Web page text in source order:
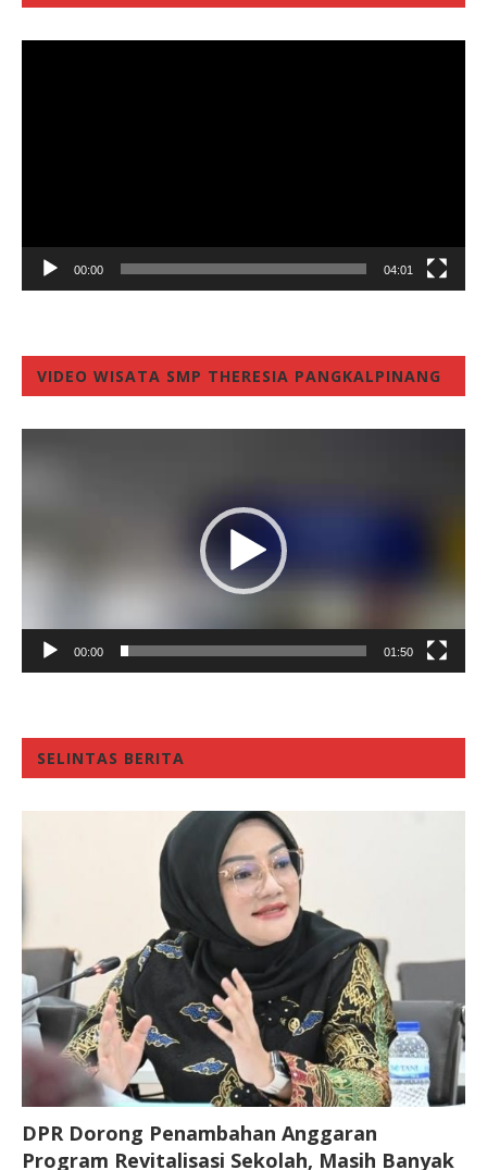
00:00 04:01
VIDEO WISATA SMP THERESIA PANGKALPINANG
00:00 01:50
SELINTAS BERITA
DPR Dorong Penambahan Anggaran
Program Revitalisasi Sekolah, Masih Banyak